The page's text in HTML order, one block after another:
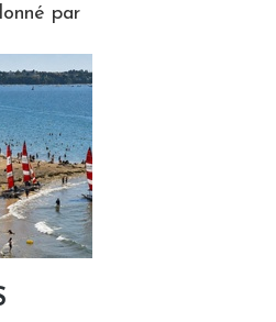
par